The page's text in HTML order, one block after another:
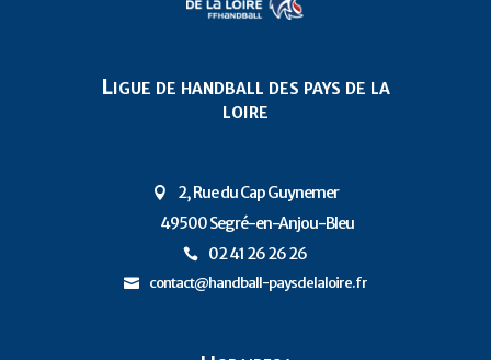
Ligue de handball des pays de la
loire
 2, Rue du Cap Guynemer
49500 Segré-en-Anjou-Bleu
 02 41 26 26 26
 contact@handball-paysdelaloire.fr